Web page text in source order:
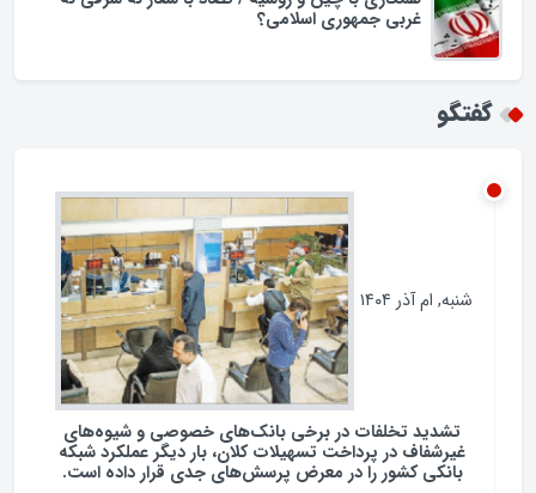
اسراف در مصرف سوخت در ایران؛ لزوم بازنگری در